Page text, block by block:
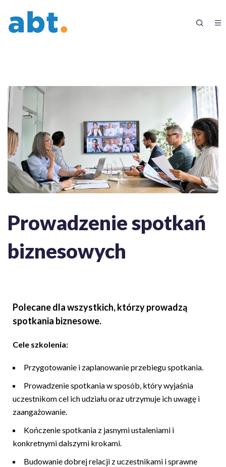
Prowadzenie spotkań
biznesowych
Polecane dla wszystkich, którzy prowadzą
spotkania biznesowe.
Cele szkolenia:
Przygotowanie i zaplanowanie przebiegu spotkania.
Prowadzenie spotkania w sposób, który wyjaśnia
uczestnikom cel ich udziału oraz utrzymuje ich uwagę i
zaangażowanie.
Kończenie spotkania z jasnymi ustaleniami i
konkretnymi dalszymi krokami.
Budowanie dobrej relacji z uczestnikami i sprawne